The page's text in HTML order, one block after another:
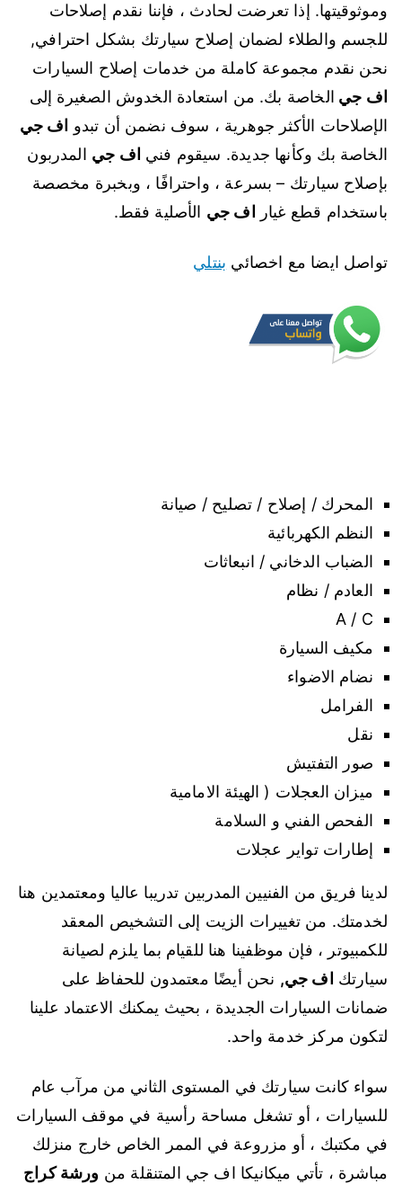
وموثوقيتها. إذا تعرضت لحادث ، فإننا نقدم إصلاحات
للجسم والطلاء لضمان إصلاح سيارتك بشكل احترافي,
نحن نقدم مجموعة كاملة من خدمات إصلاح السيارات
اف جي الخاصة بك. من استعادة الخدوش الصغيرة إلى
الإصلاحات الأكثر جوهرية ، سوف نضمن أن تبدو
اف جي
الخاصة بك وكأنها جديدة. سيقوم فني اف جي المدربون
بإصلاح سيارتك – بسرعة ، واحترافًا ، وبخبرة مخصصة
باستخدام قطع غيار
اف جي الأصلية فقط.
تواصل ايضا مع اخصائي بنتلي
المحرك / إصلاح / تصليح / صيانة
النظم الكهربائية
الضباب الدخاني / انبعاثات
العادم / نظام
A / C
مكيف السيارة
نضام الاضواء
الفرامل
نقل
صور التفتيش
ميزان العجلات ( الهيئة الامامية
الفحص الفني و السلامة
إطارات تواير عجلات
لدينا فريق من الفنيين المدربين تدريبا عاليا ومعتمدين هنا
لخدمتك. من تغييرات الزيت إلى التشخيص المعقد
للكمبيوتر ، فإن موظفينا هنا للقيام بما يلزم لصيانة
سيارتك
اف جي, نحن أيضًا معتمدون للحفاظ على
ضمانات السيارات الجديدة ، بحيث يمكنك الاعتماد علينا
لتكون مركز خدمة واحد.
سواء كانت سيارتك في المستوى الثاني من مرآب عام
للسيارات ، أو تشغل مساحة رأسية في موقف السيارات
في مكتبك ، أو مزروعة في الممر الخاص خارج منزلك
مباشرة ، تأتي ميكانيكا اف جي المتنقلة من ورشة كراج